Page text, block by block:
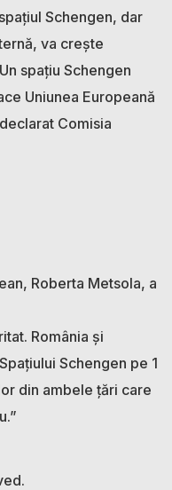
Schengen, dar
va crește
spațiu Schengen
Uniunea Europeană
Comisia
Roberta Metsola, a
România și
Schengen pe 1
din ambele țări care